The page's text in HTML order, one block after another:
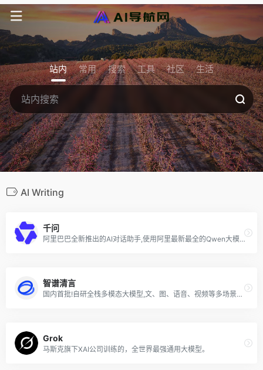
站内 常用 搜索 工具 社区 生活
AI Writing
千问
阿里巴巴全新推出的AI对话助手,使用阿里最新最全的Qwen大模型,让你无门槛地体验最新AI技术带来的智能升级。
智谱清言
国内首批!自研全栈多模态大模型,文、图、语音、视频等多场景无缝切换.打造领先教育工具,满足工作学习需求.
Grok
马斯克旗下XAI公司训练的，全世界最强通用大模型。